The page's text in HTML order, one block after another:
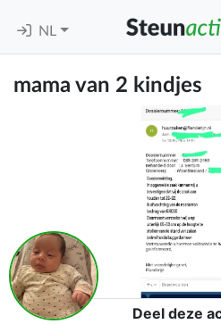
NL
mama van 2 kindjes
Deel deze